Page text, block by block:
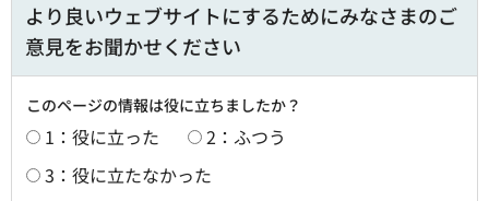
より良いウェブサイトにするためにみなさまのご
意見をお聞かせください
このページの情報は役に立ちましたか？
1：役に立った
2：ふつう
3：役に立たなかった